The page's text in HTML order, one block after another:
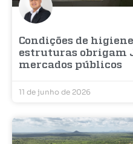
Condições de
estruturas obrigam
mercados públicos
11 de junho de 2026